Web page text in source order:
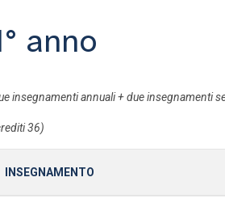
anno
insegnamenti annuali + due insegnamenti
36)
INSEGNAMENTO